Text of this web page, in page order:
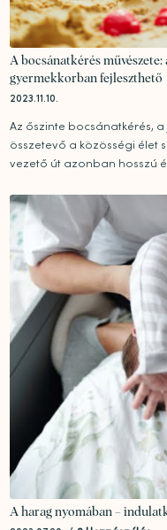
A bocsánatkérés
gyermekkorban fejleszthető
2023.11.10.
Az őszinte bocsánatkérés,
összetevő a közösségi élet
vezető út azonban hosszú
A harag nyomában –